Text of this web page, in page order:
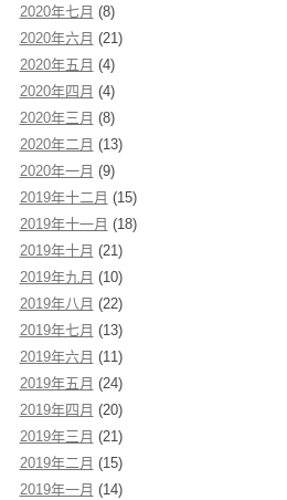
2020年七月 (8)
2020年六月 (21)
2020年五月 (4)
2020年四月 (4)
2020年三月 (8)
2020年二月 (13)
2020年一月 (9)
2019年十二月 (15)
2019年十一月 (18)
2019年十月 (21)
2019年九月 (10)
2019年八月 (22)
2019年七月 (13)
2019年六月 (11)
2019年五月 (24)
2019年四月 (20)
2019年三月 (21)
2019年二月 (15)
2019年一月 (14)